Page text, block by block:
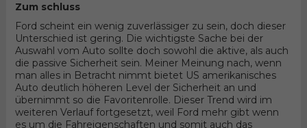
Zum schluss
Ford scheint ein wenig zuverlässiger zu sein, doch dieser
Unterschied ist gering. Die wichtigste Sache bei der
Auswahl vom Auto sollte doch sowohl die aktive, als auch
die passive Sicherheit sein. Meiner Meinung nach, wenn
man alles in Betracht nimmt bietet US amerikanisches
Auto deutlich höheren Level der Sicherheit an und
übernimmt so die Favoritenrolle. Dieser Trend wird im
weiteren Verlauf fortgesetzt, weil Ford mehr gibt wenn
es um die Fahreigenschaften und somit auch das